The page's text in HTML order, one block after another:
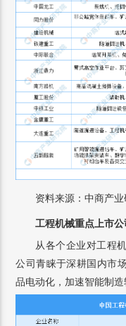
资料来源：中商产
工程机械重点上市
从各个企业对工程
公司青睐于深耕国内市
品电动化，加速智能制造